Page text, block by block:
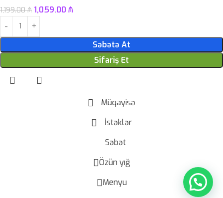
1,199.00₼ 1,059.00 ₼
Səbətə At
Sifariş Et
Müqayisə
İstəklər
Səbət
Özün yığ
Menyu